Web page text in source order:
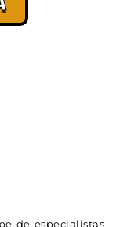
de especialistas